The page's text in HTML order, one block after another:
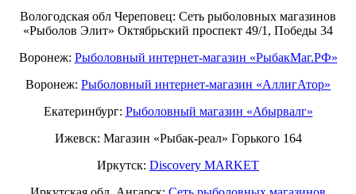
Вологодская обл Череповец: Сеть рыболовных магазинов
«Рыболов Элит» Октябрьский проспект 49/1, Победы 34
Воронеж: Рыболовный интернет-магазин «РыбакМаг.РФ»
Воронеж: Рыболовный интернет-магазин «АллигАтор»
Екатеринбург: Рыболовный магазин «Абырвалг»
Ижевск: Магазин «Рыбак-реал» Горького 164
Иркутск: Discovery MARKET